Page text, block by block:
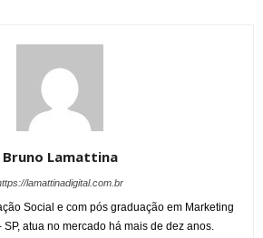
Bruno Lamattina
lamattinadigital.com.br
Social e com pós graduação em Marketing
SP, atua no mercado há mais de dez anos.